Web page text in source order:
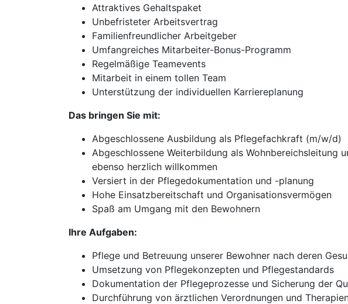
Attraktives Gehaltspaket
Unbefristeter Arbeitsvertrag
Familienfreundlicher Arbeitgeber
Umfangreiches Mitarbeiter-Bonus-Programm
Regelmäßige Teamevents
Mitarbeit in einem tollen Team
Unterstützung der individuellen Karriereplanung
Das bringen Sie mit:
Abgeschlossene Ausbildung als Pflegefachkraft (m/w/d)
Abgeschlossene Weiterbildung als Wohnbereichsleitung
ebenso herzlich willkommen
Versiert in der Pflegedokumentation und -planung
Hohe Einsatzbereitschaft und Organisationsvermögen
Spaß am Umgang mit den Bewohnern
Ihre Aufgaben:
Pflege und Betreuung unserer Bewohner nach deren
Umsetzung von Pflegekonzepten und Pflegestandards
Dokumentation der Pflegeprozesse und Sicherung der
Durchführung von ärztlichen Verordnungen und